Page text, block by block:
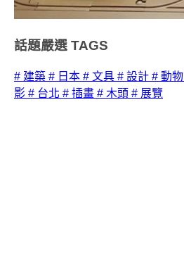
話題嚴選 TAGS
# 建築 # 日本 # 文具 # 設計 # 動物
影 # 台北 # 插畫 # 木頭 # 展覽